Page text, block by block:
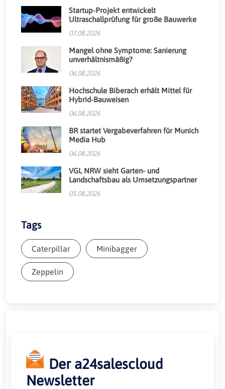
Startup-Projekt entwickelt
Ultraschallprüfung für große Bauwerke
07.08.2026
Mangel ohne Symptome: Sanierung
unverhältnismäßig?
06.08.2026
Hochschule Biberach erhält Mittel für
Hybrid-Bauweisen
06.08.2026
BR startet Vergabeverfahren für Munich
Media Hub
06.08.2026
VGL NRW sieht Garten- und
Landschaftsbau als Umsetzungspartner
05.08.2026
Tags
Caterpillar Minibagger
Zeppelin
Der a24salescloud
Newsletter